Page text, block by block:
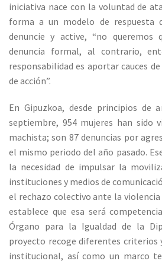
iniciativa nace con la voluntad de
forma a un modelo de respuesta
denuncie y active, “no queremos
denuncia formal, al contrario,
responsabilidad es aportar cauces
de acción”.
En Gipuzkoa, desde principios de
septiembre, 954 mujeres han sido
machista; son 87 denuncias por
el mismo periodo del año pasado.
la necesidad de impulsar la
instituciones y medios de
el rechazo colectivo ante la
establece que esa será
Órgano para la Igualdad de la
proyecto recoge diferentes criterios
institucional, así como un marco